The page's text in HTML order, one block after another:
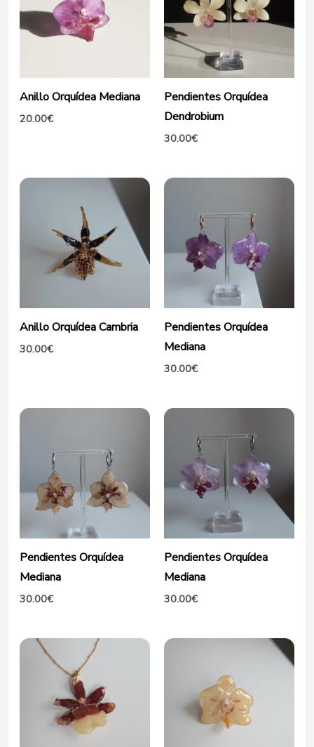
Anillo Orquídea Mediana
20.00€
Pendientes Orquídea
Dendrobium
30.00€
Anillo Orquídea Cambria
30.00€
Pendientes Orquídea
Mediana
30.00€
Pendientes Orquídea
Mediana
30.00€
Pendientes Orquídea
Mediana
30.00€